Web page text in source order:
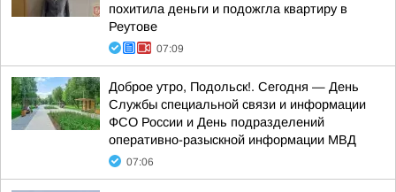
похитила деньги и подожгла квартиру в
Реутове
07:09
Доброе утро, Подольск!. Сегодня — День
Службы специальной связи и информации
ФСО России и День подразделений
оперативно-разыскной информации МВД
07:06